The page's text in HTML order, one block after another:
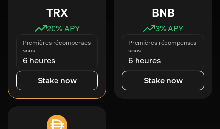
TRX
20% APY
Premières récompenses
sous
6 heures
Stake now
BNB
3% APY
Premières récompenses
sous
6 heures
Stake now